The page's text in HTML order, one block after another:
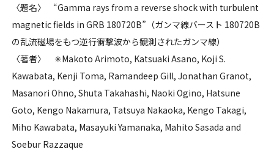
〈題名〉 “Gamma rays from a reverse shock with turbulent
magnetic fields in GRB 180720B”（ガンマ線バースト 180720B
の乱流磁場をもつ逆行衝撃波から観測されたガンマ線）
〈著者〉 ✳Makoto Arimoto, Katsuaki Asano, Koji S.
Kawabata, Kenji Toma, Ramandeep Gill, Jonathan Granot,
Masanori Ohno, Shuta Takahashi, Naoki Ogino, Hatsune
Goto, Kengo Nakamura, Tatsuya Nakaoka, Kengo Takagi,
Miho Kawabata, Masayuki Yamanaka, Mahito Sasada and
Soebur Razzaque